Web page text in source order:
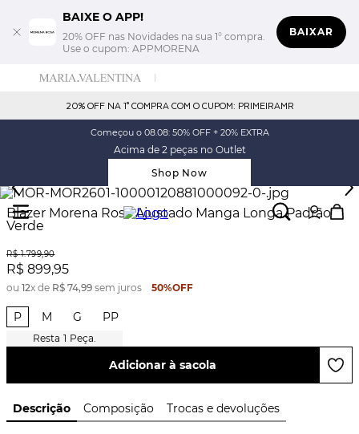
BAIXE O APP!
20% OFF nas Novidades na sua 1° compra.
Use o cupom: APPMORENA
BAIXAR
20% OFF NA 1° COMPRA COM O CUPOM: PRIMEIRAMR
Começou o 08.08: 50% OFF + 20% EXTRA
Acima de 2 peças no Outlet
Shop Now
Blazer Morena Rosa Ajustado Manga Longa Padrão
Verde
R$ 1.799,90
R$ 899,95
ou 12x de R$ 74,99 sem juros 50%OFF
P M G PP
1 Peça.
Adicionar à sacola
Descrição Composição Trocas e devoluções